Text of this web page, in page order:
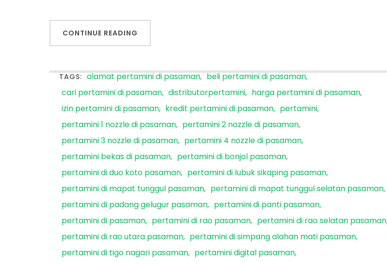
CONTINUE READING
TAGS: alamat pertamini di pasaman beli pertamini di pasaman
cari pertamini di pasaman distributorpertamini
harga pertamini di pasaman
izin pertamini di pasaman
kredit pertamini di pasaman
pertamini
pertamini 1 nozzle di pasaman
pertamini 2 nozzle di pasaman
pertamini 3 nozzle di pasaman
pertamini 4 nozzle di pasaman
pertamini bekas di pasaman
pertamini di bonjol pasaman
pertamini di duo koto pasaman
pertamini di lubuk sikaping pasaman
pertamini di mapat tunggul pasaman
pertamini di mapat tunggul selatan pasaman
pertamini di padang gelugur pasaman
pertamini di panti pasaman
pertamini di pasaman
pertamini di rao pasaman
pertamini di rao selatan pasaman
pertamini di rao utara pasaman
pertamini di simpang alahan mati pasaman
pertamini di tigo nagari pasaman
pertamini digital pasaman